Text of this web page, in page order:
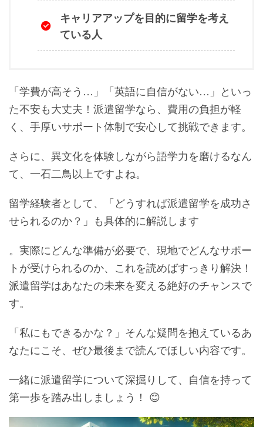
キャリアアップを目的に留学を考え
ている人
「学費が高そう…」「英語に自信がない…」といっ
た不安も大丈夫！派遣留学なら、費用の負担が軽
く、手厚いサポート体制で安心して挑戦できます。
さらに、異文化を体験しながら語学力を磨けるなん
て、一石二鳥以上ですよね。
留学経験者として、「どうすれば派遣留学を成功さ
せられるのか？」も具体的に解説します
。実際にどんな準備が必要で、現地でどんなサポー
トが受けられるのか、これを読めばすっきり解決！
派遣留学はあなたの未来を変える絶好のチャンスで
す。
「私にもできるかな？」そんな疑問を抱えているあ
なたにこそ、ぜひ最後まで読んでほしい内容です。
一緒に派遣留学について深掘りして、自信を持って
第一歩を踏み出しましょう！ 😊